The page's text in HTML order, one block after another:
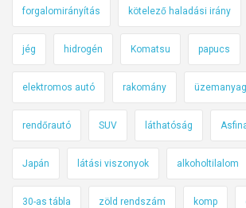
forgalomirányítás kötelező haladási irány
jég hidrogén Komatsu papucs
elektromos autó rakomány üzemanyag
rendőrautó SUV láthatóság
Japán látási viszonyok alkoholtilalom
30-as tábla zöld rendszám komp